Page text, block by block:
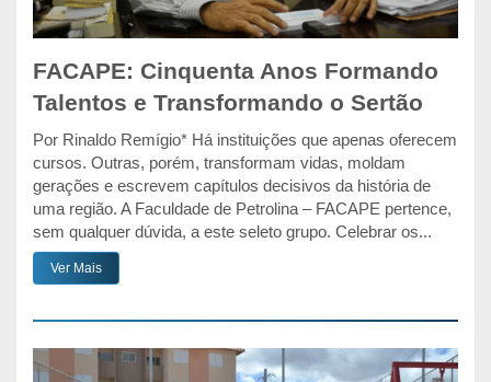
FACAPE: Cinquenta Anos Formando
Talentos e Transformando o Sertão
Por Rinaldo Remígio* Há instituições que apenas oferecem
cursos. Outras, porém, transformam vidas, moldam
gerações e escrevem capítulos decisivos da história de
uma região. A Faculdade de Petrolina – FACAPE pertence,
sem qualquer dúvida, a este seleto grupo. Celebrar os...
Ver Mais